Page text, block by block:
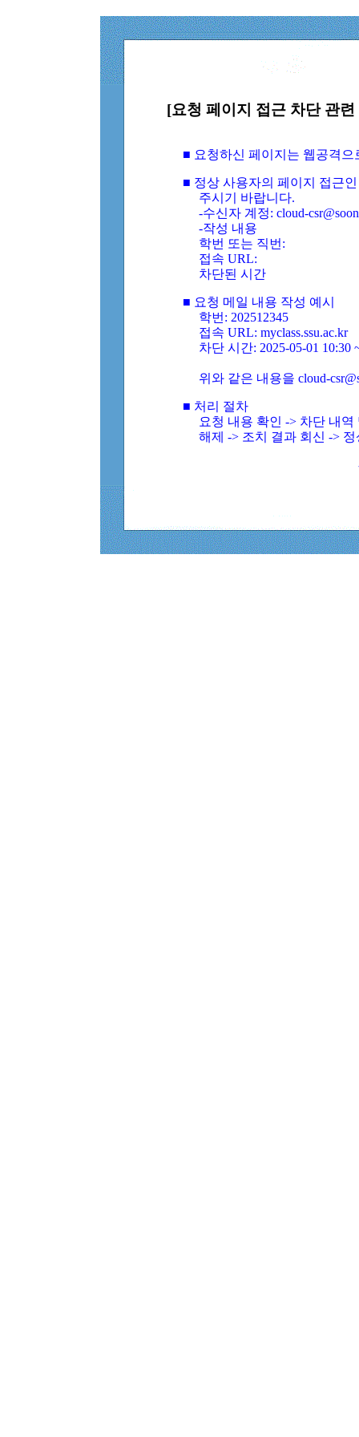
[요청 페이지 접근 차단 관
■ 요청하신 페이지는 웹공격
■ 정상 사용자의 페이지 접근
주시기 바랍니다.
-수신자 계정: cloud-
-작성 내용
학번 또는 직번:
접속 URL:
차단된 시간
■ 요청 메일 내용 작성 예시
학번: 202512345
접속 URL: myclass.ssu.ac.kr
차단 시간: 2025-05-01 10:30
위와 같은 내용을 cloud-
■ 처리 절차
요청 내용 확인 -> 차단 내
해제 -> 조치 결과 회신 ->